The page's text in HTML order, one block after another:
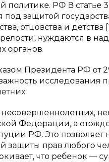
политике. РФ В статье
под защитой
отцовства и
нуждаются в
органов.
Президента РФ от
несовершеннолетних,
Федерации, а
РФ. Это
защиты прав любого
что ребенок —